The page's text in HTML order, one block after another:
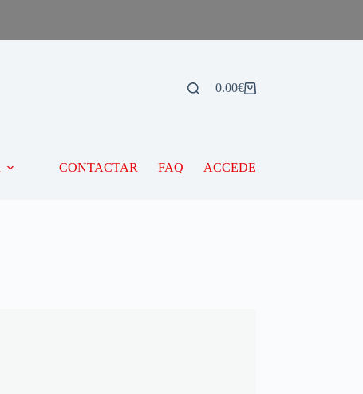
0.00€
CONTACTAR FAQ ACCEDE